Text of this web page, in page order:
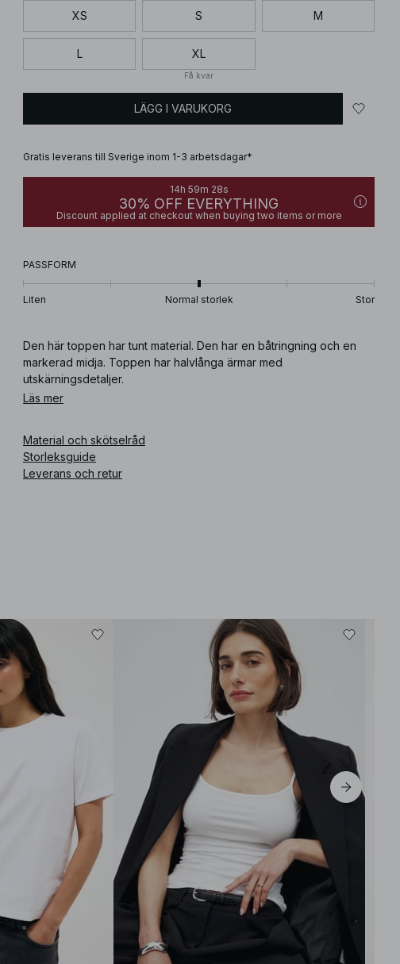
XS S M
L XL
Få kvar
LÄGG I VARUKORG
Gratis leverans till Sverige inom 1-3 arbetsdagar*
14h 59m 27s
30% OFF EVERYTHING
Discount applied at checkout when buying two items or more
PASSFORM
Liten Normal storlek Stor
Den här toppen har tunt material. Den har en båtringning och en
markerad midja. Toppen har halvlånga ärmar med
utskärningsdetaljer.
Läs mer
Material och skötselråd
Storleksguide
Leverans och retur